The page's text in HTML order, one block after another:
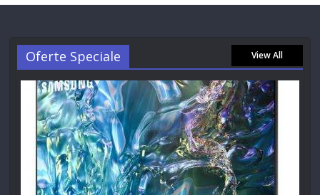
Oferte Speciale View All